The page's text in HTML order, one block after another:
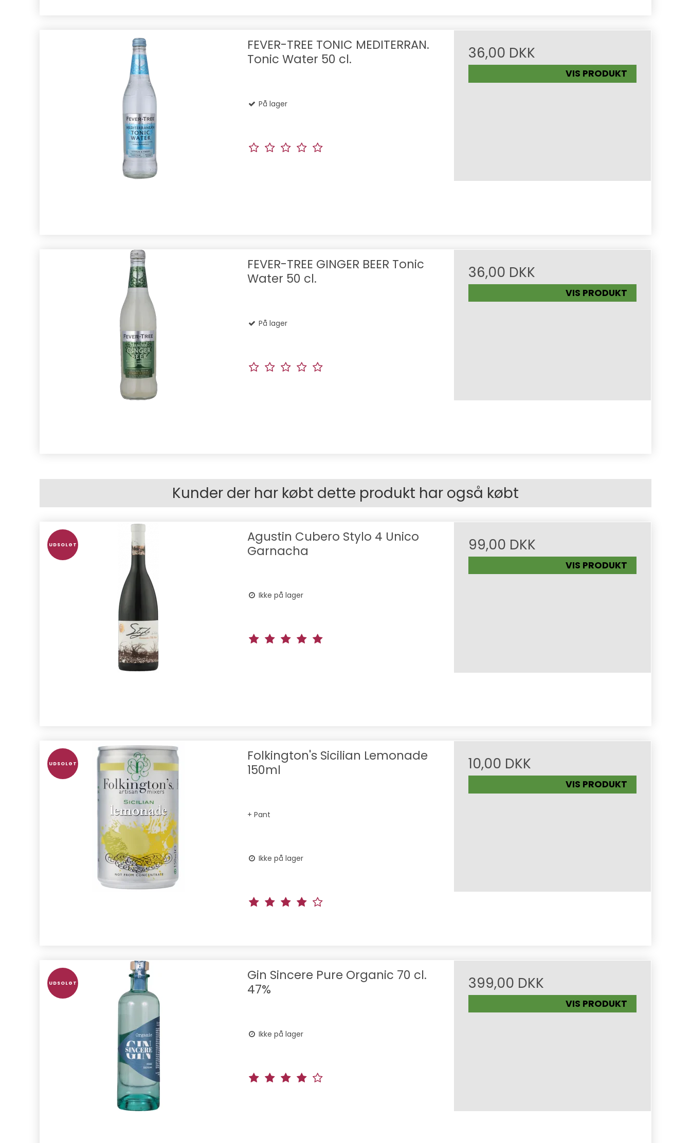
FEVER-TREE TONIC MEDITERRAN.
Tonic Water 50 cl.
På lager
36,00 DKK
VIS PRODUKT
FEVER-TREE GINGER BEER Tonic
Water 50 cl.
På lager
36,00 DKK
VIS PRODUKT
Kunder der har købt dette produkt har også købt
UDSOLGT
Agustin Cubero Stylo 4 Unico
Garnacha
Ikke på lager
99,00 DKK
VIS PRODUKT
UDSOLGT
Folkington's Sicilian Lemonade
150ml
+ Pant
Ikke på lager
10,00 DKK
VIS PRODUKT
UDSOLGT
Gin Sincere Pure Organic 70 cl.
47%
Ikke på lager
399,00 DKK
VIS PRODUKT